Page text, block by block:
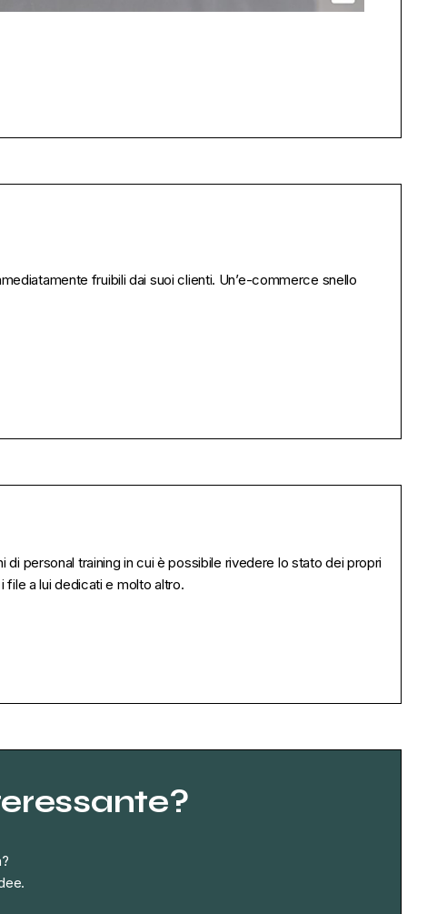
fruibili dai suoi clienti. Un’e-commerce snello
personal training in cui è possibile rivedere lo stato dei propri
file a lui dedicati e molto altro.